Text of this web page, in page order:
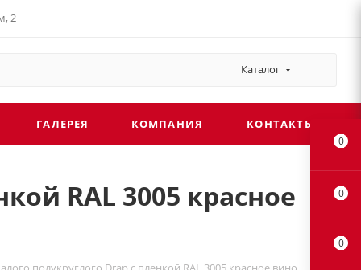
2
Каталог
ГАЛЕРЕЯ КОМПАНИЯ КОНТАКТЫ
RAL 3005 красное
0
0
0